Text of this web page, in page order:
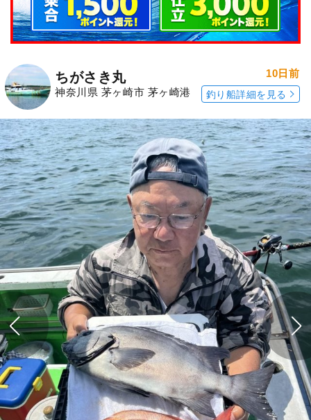
ちがさき丸
神奈川県 茅ヶ崎市 茅ヶ崎港
10日前
釣り船詳細を見る